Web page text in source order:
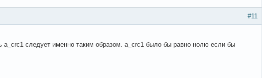
#11
a_crc1 следует именно таким образом. a_crc1 было бы равно нолю если бы